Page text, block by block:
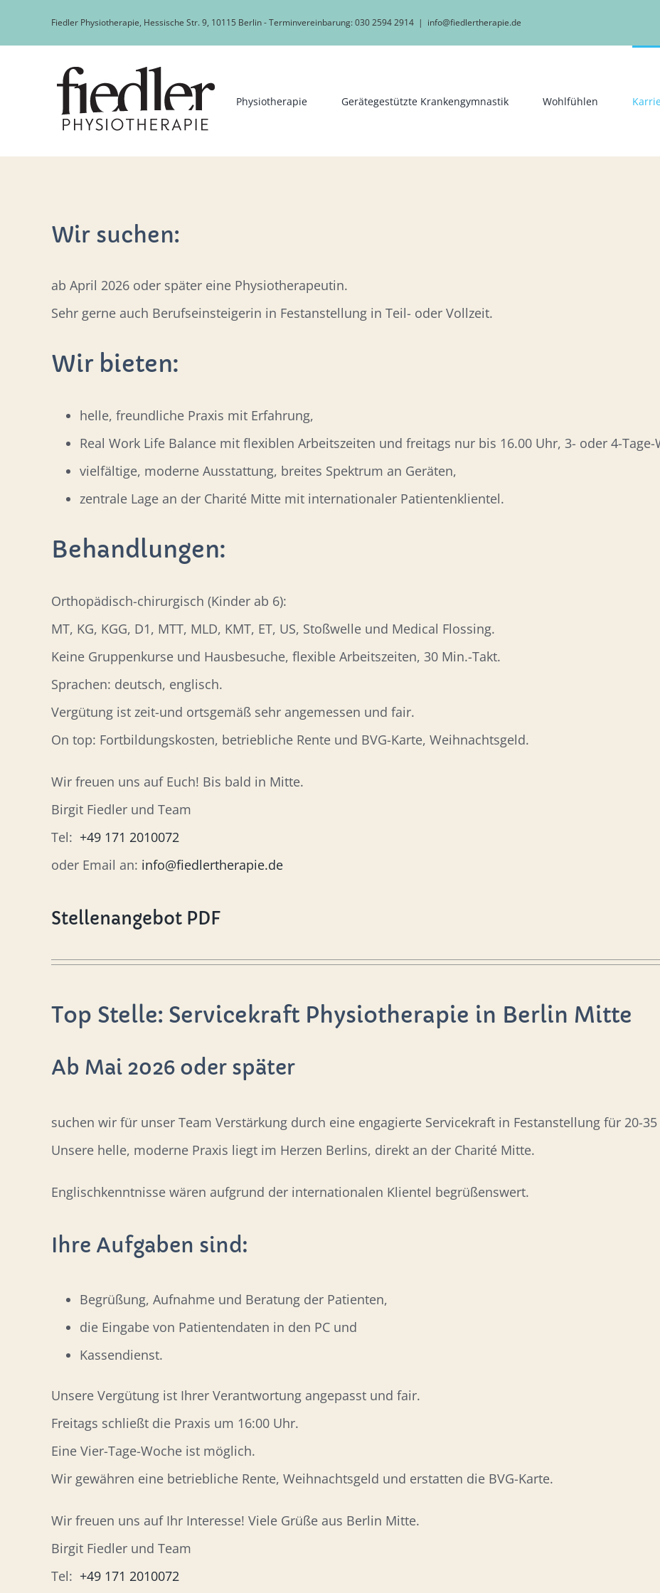
Fiedler Physiotherapie, Hessische Str. 9, 10115 Berlin - Terminvereinbarung: 030 2594 2914 | info@fiedlertherapie.de
Physiotherapie Gerätegestützte Krankengymnastik Wohlfühlen
Wir suchen:
ab April 2026 oder später eine Physiotherapeutin.
Sehr gerne auch Berufseinsteigerin in Festanstellung in Teil- oder Vollzeit.
Wir bieten:
helle, freundliche Praxis mit Erfahrung,
Real Work Life Balance mit flexiblen Arbeitszeiten und freitags nur bis 16.00 Uhr, 3- oder 4-
vielfältige, moderne Ausstattung, breites Spektrum an Geräten,
zentrale Lage an der Charité Mitte mit internationaler Patientenklientel.
Behandlungen:
Orthopädisch-chirurgisch (Kinder ab 6):
MT, KG, KGG, D1, MTT, MLD, KMT, ET, US, Stoßwelle und Medical Flossing.
Keine Gruppenkurse und Hausbesuche, flexible Arbeitszeiten, 30 Min.-Takt.
Sprachen: deutsch, englisch.
Vergütung ist zeit-und ortsgemäß sehr angemessen und fair.
On top: Fortbildungskosten, betriebliche Rente und BVG-Karte, Weihnachtsgeld.
Wir freuen uns auf Euch! Bis bald in Mitte.
Birgit Fiedler und Team
Tel: +49 171 2010072
oder Email an: info@fiedlertherapie.de
Stellenangebot PDF
Top Stelle: Servicekraft Physiotherapie in Berlin Mitte
Ab Mai 2026 oder später
suchen wir für unser Team Verstärkung durch eine engagierte Servicekraft in Festanstellung für 20-
Unsere helle, moderne Praxis liegt im Herzen Berlins, direkt an der Charité Mitte.
Englischkenntnisse wären aufgrund der internationalen Klientel begrüßenswert.
Ihre Aufgaben sind:
Begrüßung, Aufnahme und Beratung der Patienten,
die Eingabe von Patientendaten in den PC und
Kassendienst.
Unsere Vergütung ist Ihrer Verantwortung angepasst und fair.
Freitags schließt die Praxis um 16:00 Uhr.
Eine Vier-Tage-Woche ist möglich.
Wir gewähren eine betriebliche Rente, Weihnachtsgeld und erstatten die BVG-Karte.
Wir freuen uns auf Ihr Interesse! Viele Grüße aus Berlin Mitte.
Birgit Fiedler und Team
Tel: +49 171 2010072